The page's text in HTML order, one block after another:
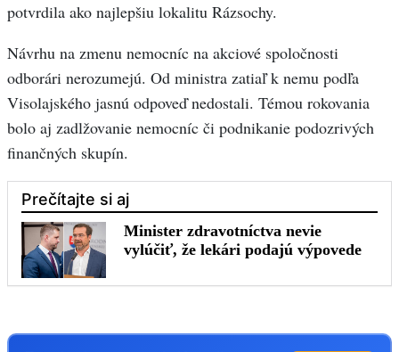
potvrdila ako najlepšiu lokalitu Rázsochy.
Návrhu na zmenu nemocníc na akciové spoločnosti
odborári nerozumejú. Od ministra zatiaľ k nemu podľa
Visolajského jasnú odpoveď nedostali. Témou rokovania
bolo aj zadlžovanie nemocníc či podnikanie podozrivých
finančných skupín.